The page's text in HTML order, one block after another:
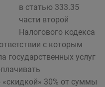
в статью 333.35
части второй
Налогового кодекса
с которым
государственных услуг
30% от суммы